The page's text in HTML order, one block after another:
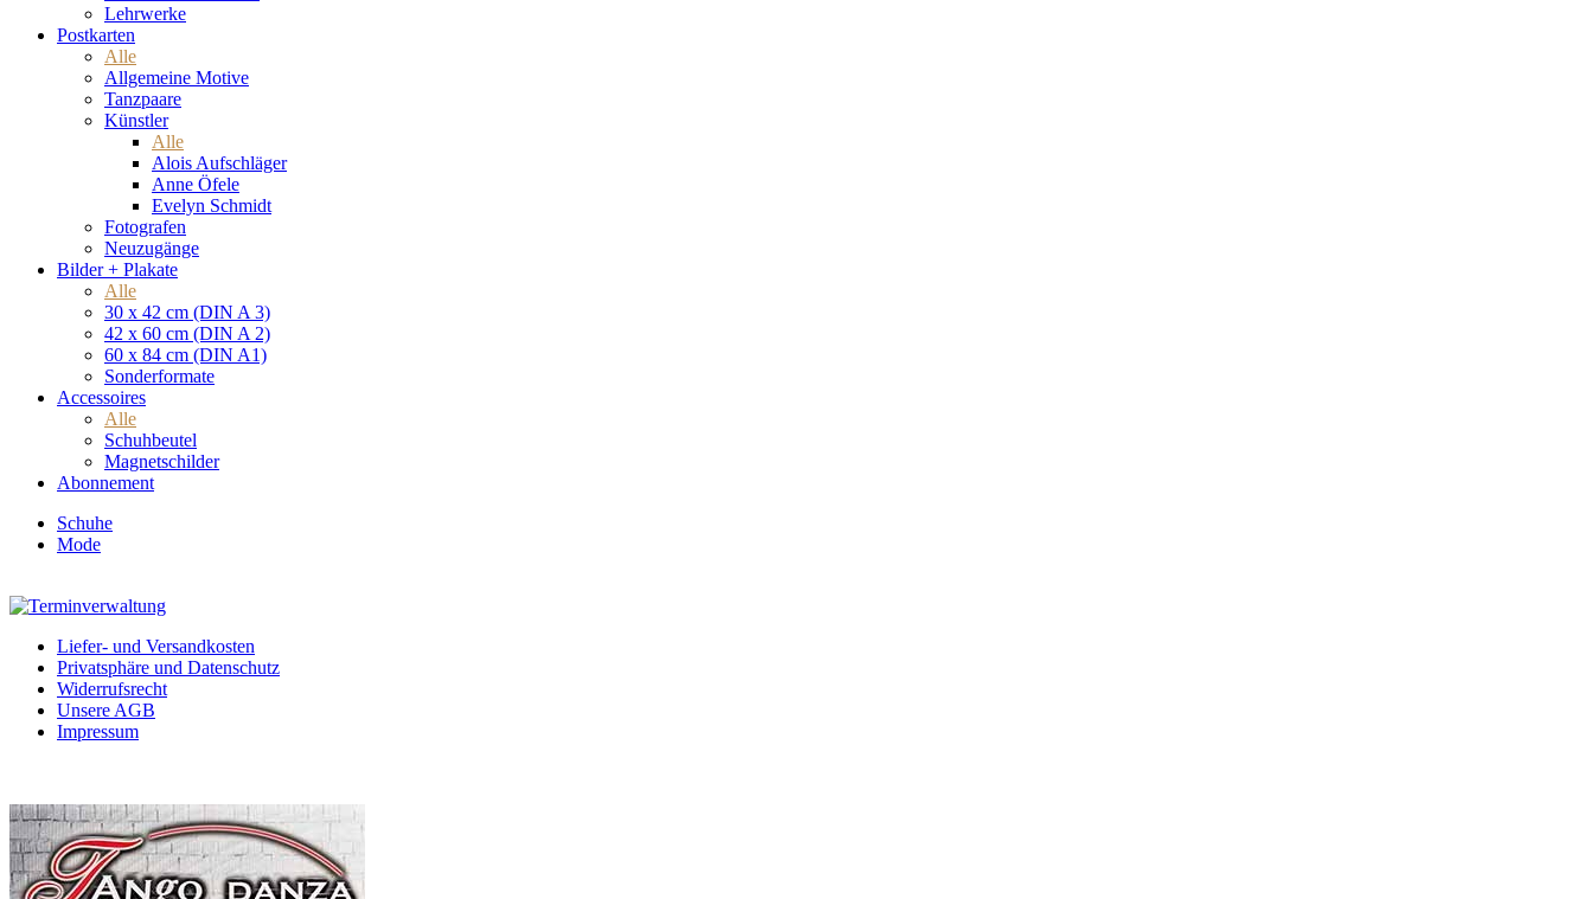
Lehrwerke
Postkarten
Alle
Allgemeine Motive
Tanzpaare
Künstler
Alle
Alois Aufschläger
Anne Öfele
Evelyn Schmidt
Fotografen
Neuzugänge
Bilder + Plakate
Alle
30 x 42 cm (DIN A 3)
42 x 60 cm (DIN A 2)
60 x 84 cm (DIN A1)
Sonderformate
Accessoires
Alle
Schuhbeutel
Magnetschilder
Abonnement
Schuhe
Mode
Liefer- und Versandkosten
Privatsphäre und Datenschutz
Widerrufsrecht
Unsere AGB
Impressum